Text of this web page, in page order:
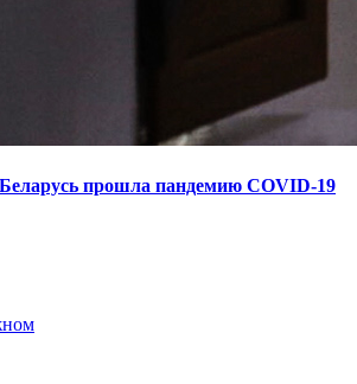
прошла пандемию COVID-19